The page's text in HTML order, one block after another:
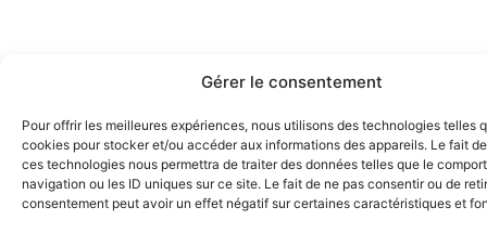
Gérer le consentement
Pour offrir les meilleures expériences, nous utilisons des technologies telles
cookies pour stocker et/ou accéder aux informations des appareils. Le fait
ces technologies nous permettra de traiter des données telles que le
navigation ou les ID uniques sur ce site. Le fait de ne pas consentir ou de
consentement peut avoir un effet négatif sur certaines caractéristiques et